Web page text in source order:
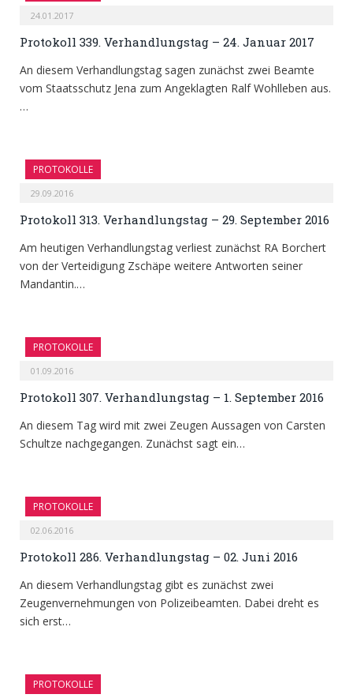
24.01.2017
Protokoll 339. Verhandlungstag – 24. Januar 2017
An diesem Verhandlungstag sagen zunächst zwei Beamte
vom Staatsschutz Jena zum Angeklagten Ralf Wohlleben aus.
…
PROTOKOLLE
29.09.2016
Protokoll 313. Verhandlungstag – 29. September 2016
Am heutigen Verhandlungstag verliest zunächst RA Borchert
von der Verteidigung Zschäpe weitere Antworten seiner
Mandantin.…
PROTOKOLLE
01.09.2016
Protokoll 307. Verhandlungstag – 1. September 2016
An diesem Tag wird mit zwei Zeugen Aussagen von Carsten
Schultze nachgegangen. Zunächst sagt ein…
PROTOKOLLE
02.06.2016
Protokoll 286. Verhandlungstag – 02. Juni 2016
An diesem Verhandlungstag gibt es zunächst zwei
Zeugenvernehmungen von Polizeibeamten. Dabei dreht es
sich erst…
PROTOKOLLE